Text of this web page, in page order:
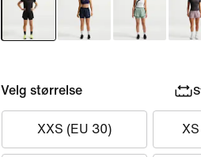
Velg størrelse
XXS (EU 30)